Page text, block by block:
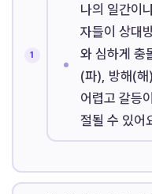
나의 일간이
자들이 상대
와 심하게 충
(파), 방해(해
어렵고 갈등
절될 수 있어